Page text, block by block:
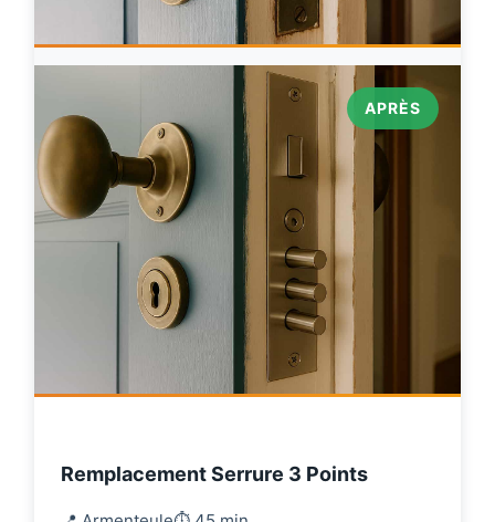
APRÈS
Remplacement Serrure 3 Points